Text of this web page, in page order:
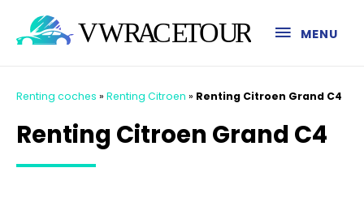
MENU
Renting coches » Renting Citroen » Renting Citroen Grand C4
Renting Citroen Grand C4